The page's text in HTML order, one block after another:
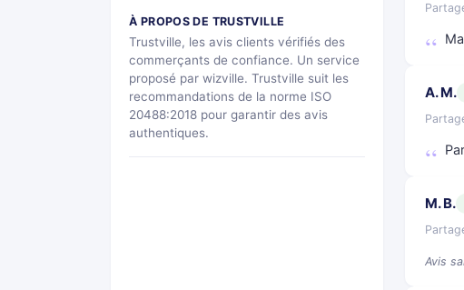
À PROPOS DE TRUSTVILLE
Trustville, les avis clients vérifiés des
commerçants de confiance. Un service
proposé par wizville. Trustville suit les
recommandations de la norme ISO
20488:2018 pour garantir des avis
authentiques.
A. M.
M. B.
Avis